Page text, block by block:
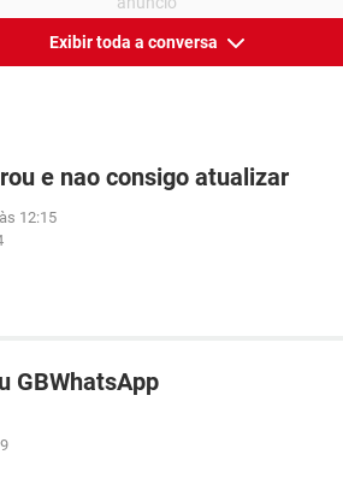
Exibir toda a conversa
e nao consigo atualizar
12:15
GBWhatsApp